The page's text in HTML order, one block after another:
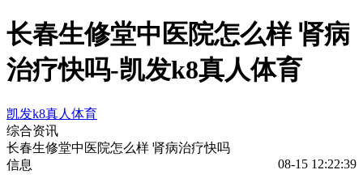
长春生修堂中医院怎么样 肾病
治疗快吗-凯发k8真人体育
凯发k8真人体育
综合资讯
长春生修堂中医院怎么样 肾病治疗快吗
信息
08-15 12:22:39